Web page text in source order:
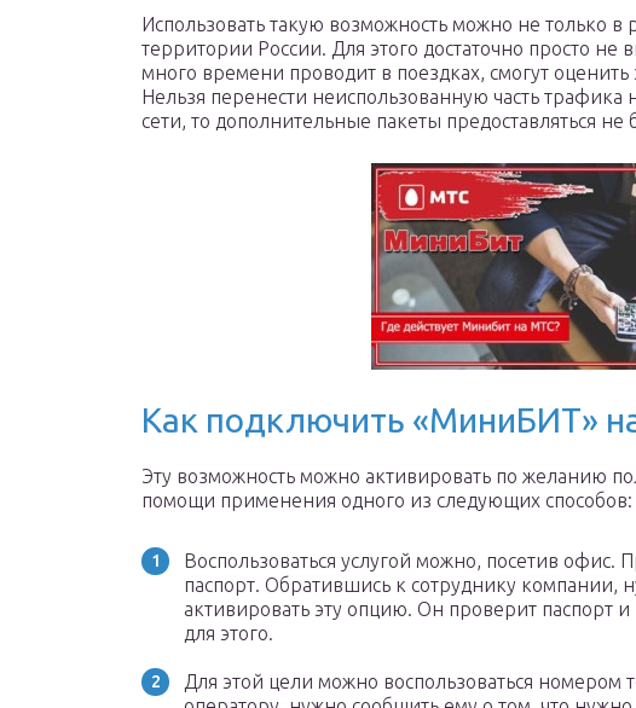
Использовать такую возможность можно не только
территории России. Для этого достаточно просто не
много времени проводит в поездках, смогут оценить
Нельзя перенести неиспользованную часть
сети, то дополнительные пакеты предоставляться не
Как подключить «МиниБИТ»
Эту возможность можно активировать по желанию
помощи применения одного из следующих способов:
Воспользоваться услугой можно, посетив офис.
паспорт. Обратившись к сотруднику компании,
активировать эту опцию. Он проверит паспорт
для этого.
Для этой цели можно воспользоваться